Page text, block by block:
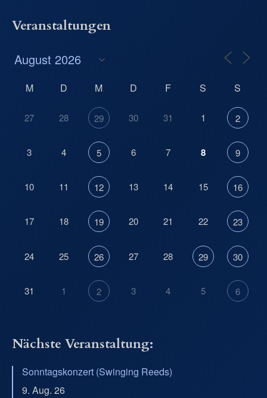
Veranstaltungen
M D M D F S S
27 28 29 30 31 1 2
3 4 5 6 7 8 9
10 11 12 13 14 15 16
17 18 19 20 21 22 23
24 25 26 27 28 29 30
31 1 2 3 4 5 6
Nächste Veranstaltung:
Sonntagskonzert (Swinging Reeds)
9. Aug. 26